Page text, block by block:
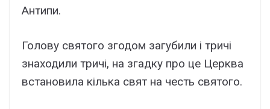
Антипи.
Голову святого згодом загубили і тричі
знаходили тричі, на згадку про це Церква
встановила кілька свят на честь святого.